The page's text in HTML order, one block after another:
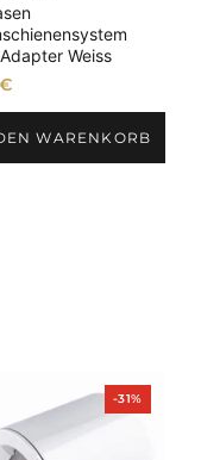
Weiss
€
WARENKORB
-31%Produkt
im